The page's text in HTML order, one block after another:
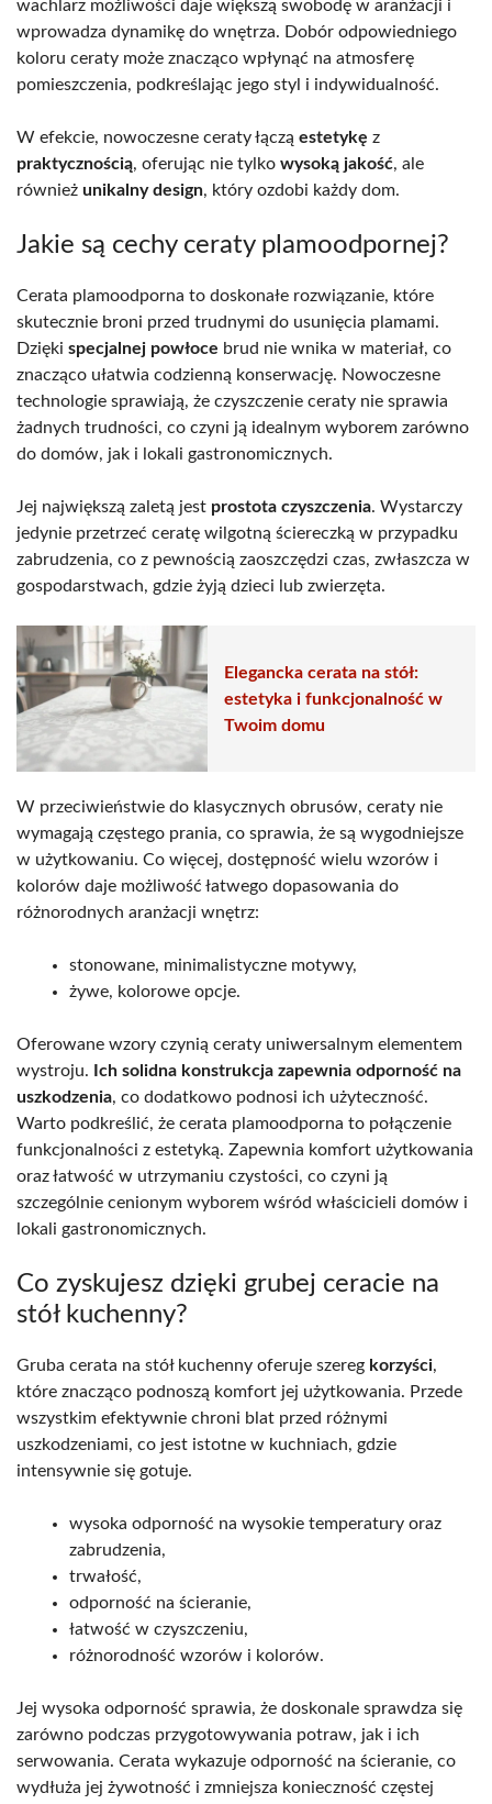
wachlarz możliwości daje większą swobodę w aranżacji i
wprowadza dynamikę do wnętrza. Dobór odpowiedniego
koloru ceraty może znacząco wpłynąć na atmosferę
pomieszczenia, podkreślając jego styl i indywidualność.
W efekcie, nowoczesne ceraty łączą estetykę z
praktycznością, oferując nie tylko wysoką jakość, ale
również unikalny design, który ozdobi każdy dom.
Jakie są cechy ceraty plamoodpornej?
Cerata plamoodporna to doskonałe rozwiązanie, które
skutecznie broni przed trudnymi do usunięcia plamami.
Dzięki specjalnej powłoce brud nie wnika w materiał, co
znacząco ułatwia codzienną konserwację. Nowoczesne
technologie sprawiają, że czyszczenie ceraty nie sprawia
żadnych trudności, co czyni ją idealnym wyborem zarówno
do domów, jak i lokali gastronomicznych.
Jej największą zaletą jest prostota czyszczenia. Wystarczy
jedynie przetrzeć ceratę wilgotną ściereczką w przypadku
zabrudzenia, co z pewnością zaoszczędzi czas, zwłaszcza w
gospodarstwach, gdzie żyją dzieci lub zwierzęta.
Elegancka cerata na stół:
estetyka i funkcjonalność w
Twoim domu
W przeciwieństwie do klasycznych obrusów, ceraty nie
wymagają częstego prania, co sprawia, że są wygodniejsze
w użytkowaniu. Co więcej, dostępność wielu wzorów i
kolorów daje możliwość łatwego dopasowania do
różnorodnych aranżacji wnętrz:
stonowane, minimalistyczne motywy,
żywe, kolorowe opcje.
Oferowane wzory czynią ceraty uniwersalnym elementem
wystroju.
Ich solidna konstrukcja zapewnia odporność na
uszkodzenia, co dodatkowo podnosi ich użyteczność.
Warto podkreślić, że cerata plamoodporna to połączenie
funkcjonalności z estetyką. Zapewnia komfort użytkowania
oraz łatwość w utrzymaniu czystości, co czyni ją
szczególnie cenionym wyborem wśród właścicieli domów i
lokali gastronomicznych.
Co zyskujesz dzięki grubej ceracie na
stół kuchenny?
Gruba cerata na stół kuchenny oferuje szereg korzyści,
które znacząco podnoszą komfort jej użytkowania. Przede
wszystkim efektywnie chroni blat przed różnymi
uszkodzeniami, co jest istotne w kuchniach, gdzie
intensywnie się gotuje.
wysoka odporność na wysokie temperatury oraz
zabrudzenia,
trwałość,
odporność na ścieranie,
łatwość w czyszczeniu,
różnorodność wzorów i kolorów.
Jej wysoka odporność sprawia, że doskonale sprawdza się
zarówno podczas przygotowywania potraw, jak i ich
serwowania. Cerata wykazuje odporność na ścieranie, co
wydłuża jej żywotność i zmniejsza konieczność częstej